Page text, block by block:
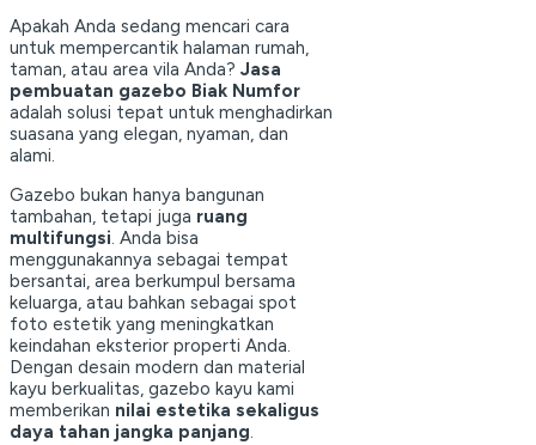
Apakah Anda sedang mencari cara
untuk mempercantik halaman rumah,
taman, atau area vila Anda? Jasa
pembuatan gazebo Biak Numfor
adalah solusi tepat untuk menghadirkan
suasana yang elegan, nyaman, dan
alami.
Gazebo bukan hanya bangunan
tambahan, tetapi juga ruang
multifungsi. Anda bisa
menggunakannya sebagai tempat
bersantai, area berkumpul bersama
keluarga, atau bahkan sebagai spot
foto estetik yang meningkatkan
keindahan eksterior properti Anda.
Dengan desain modern dan material
kayu berkualitas, gazebo kayu kami
memberikan nilai estetika sekaligus
daya tahan jangka panjang.